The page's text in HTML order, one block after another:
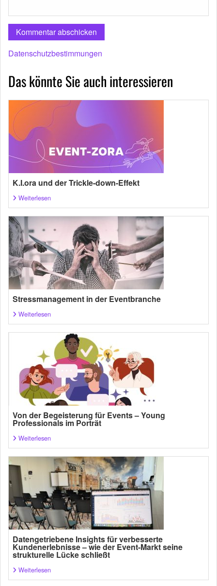
Datenschutzbestimmungen
Das könnte Sie auch interessieren
K.I.ora und der Trickle-down-Effekt
Weiterlesen
Stressmanagement in der Eventbranche
Weiterlesen
Von der Begeisterung für Events – Young
Professionals im Porträt
Weiterlesen
Datengetriebene Insights für verbesserte
Kundenerlebnisse – wie der Event-Markt seine
strukturelle Lücke schließt
Weiterlesen